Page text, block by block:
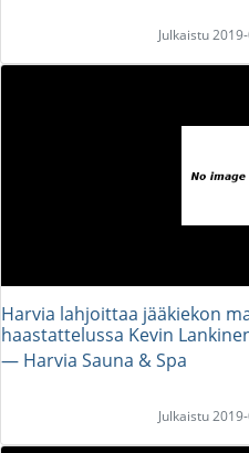
Julkaistu
Harvia lahjoittaa jääkiekon
haastattelussa Kevin
― Harvia Sauna & Spa
Julkaistu